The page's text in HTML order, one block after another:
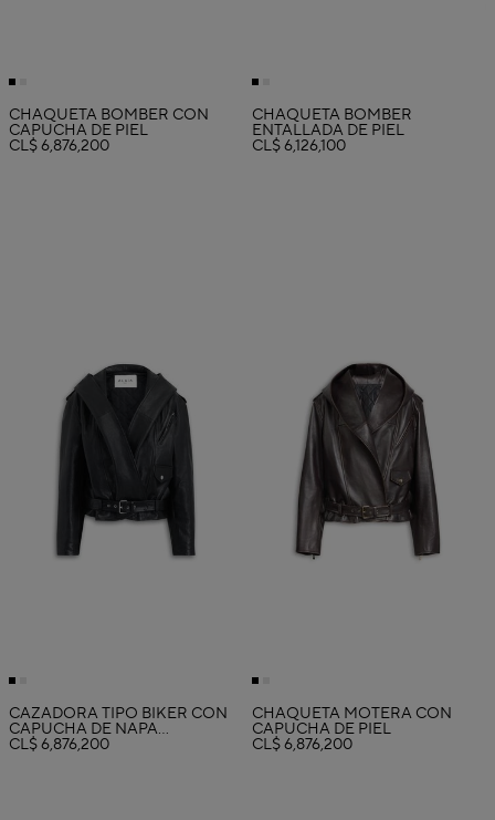
CHAQUETA BOMBER CON
CAPUCHA DE PIEL
CL$ 6,876,200
CHAQUETA BOMBER
ENTALLADA DE PIEL
CL$ 6,126,100
CAZADORA TIPO BIKER CON
CAPUCHA DE NAPA
BARNIZADA
CL$ 6,876,200
CHAQUETA MOTERA CON
CAPUCHA DE PIEL
CL$ 6,876,200